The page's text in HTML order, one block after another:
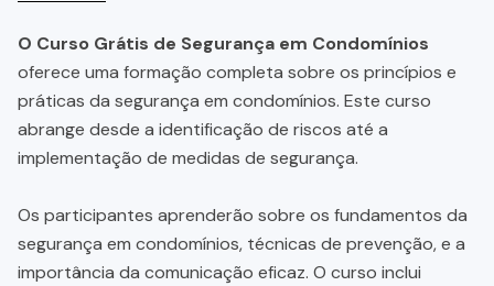
O Curso Grátis de Segurança em Condomínios
oferece uma formação completa sobre os princípios e
práticas da segurança em condomínios. Este curso
abrange desde a identificação de riscos até a
implementação de medidas de segurança.
Os participantes aprenderão sobre os fundamentos da
segurança em condomínios, técnicas de prevenção, e a
importância da comunicação eficaz. O curso inclui